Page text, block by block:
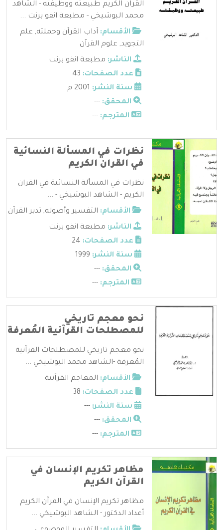
القرآن الكريم طبيعته ووظيفته - الشاهد
محمد البوشيخي - مطبعة انفو برنت ...
الأقسام: آداب القرآن وحملته, علم
التجويد, علوم القرآن
الناشر: مطبعة انفو برنت
عدد الصفحات:
سنة النشر:
المحقق: ---
المترجم: ---
نظرات في المسألة النسائية
في القران الكريم
نظرات في المسألة النسائية في القران
الكريم - الشاهد البوشيخي - ...
الأقسام: التفسير وأصوله, تدبر القرآن
الناشر: مطبعة انفو برنت
عدد الصفحات:
سنة النشر:
المحقق: ---
المترجم: ---
نحو معجم تاريخي
للمصطلحات القرآنية المُعرفة
نحو معجم تاريخي للمصطلحات القرآنية
المُعرفة -الشاهد محمد البوشيخي ...
الأقسام: المعاجم القرآنية
عدد الصفحات:
سنة النشر: ---
المحقق: ---
المترجم: ---
مظاهر تكريم الإنسان في
القرآن الكريم
مظاهر تكريم الإنسان في القرآن الكريم
أعداد الدكتور - الشاهد البوشيخي ...